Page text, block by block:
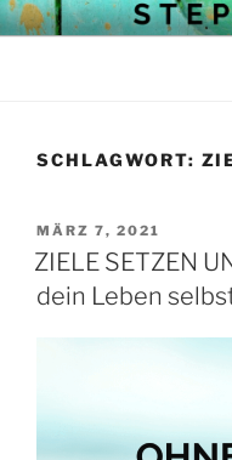
Zum
InhaltSTEPH
Struktur mit Herz
SCHLAGWORT:
VERÖFFENTLICHT
AM
MÄRZ 7, 2021
ZIELE SETZEN
dein Leben